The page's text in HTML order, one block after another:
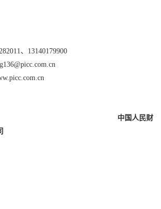
、13140179900
6@picc.com.cn
人民财